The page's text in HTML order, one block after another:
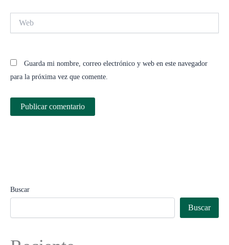
Guarda mi nombre, correo electrónico y web en este navegador
para la próxima vez que comente.
Buscar
Buscar